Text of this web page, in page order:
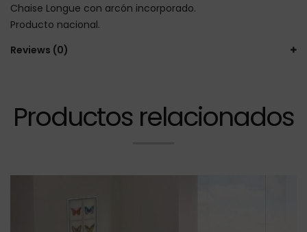
Chaise Longue con arcón incorporado.
Producto nacional.
Reviews (0)
Productos relacionados